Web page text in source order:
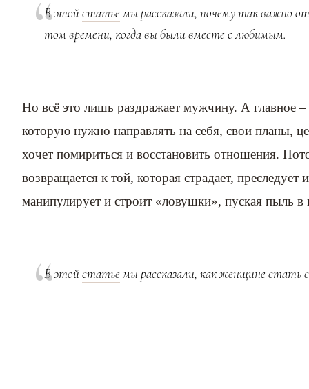
В этойстатье мы рассказали, почему так важно
том времени, когда вы были вместе с любимым.
Но всё это лишь раздражает мужчину. А главное
которую нужно направлять на себя, свои планы,
хочет помириться и восстановить отношения.
возвращается к той, которая страдает,
манипулирует и строит «ловушки», пуская пыль
В этойстатье мы рассказали, как женщине стать